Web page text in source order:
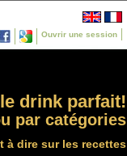
Ouvrir une session
drink parfait!
par catégories
à dire sur les recettes